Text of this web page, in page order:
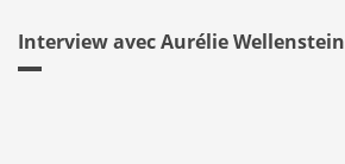
Interview avec Aurélie Wellenstein